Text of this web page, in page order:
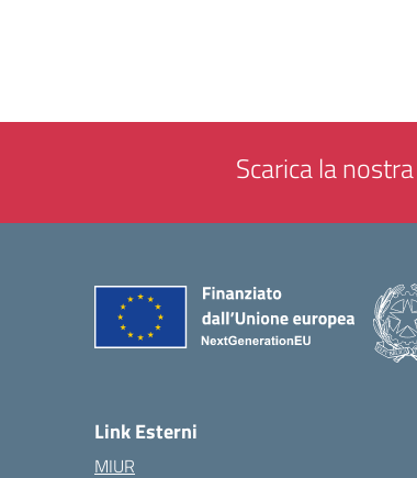
Scarica la
Link Esterni
MIUR